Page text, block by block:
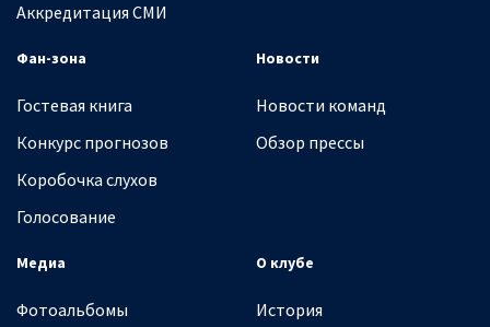
Аккредитация СМИ
Фан-зона
Гостевая книга
Конкурс прогнозов
Коробочка слухов
Голосование
Новости
Новости команд
Обзор прессы
Медиа
Фотоальбомы
О клубе
История